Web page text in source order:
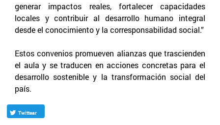
generar impactos reales, fortalecer capacidades
locales y contribuir al desarrollo humano integral
desde el conocimiento y la corresponsabilidad social.”
Estos convenios promueven alianzas que trascienden
el aula y se traducen en acciones concretas para el
desarrollo sostenible y la transformación social del
país.
Twittear